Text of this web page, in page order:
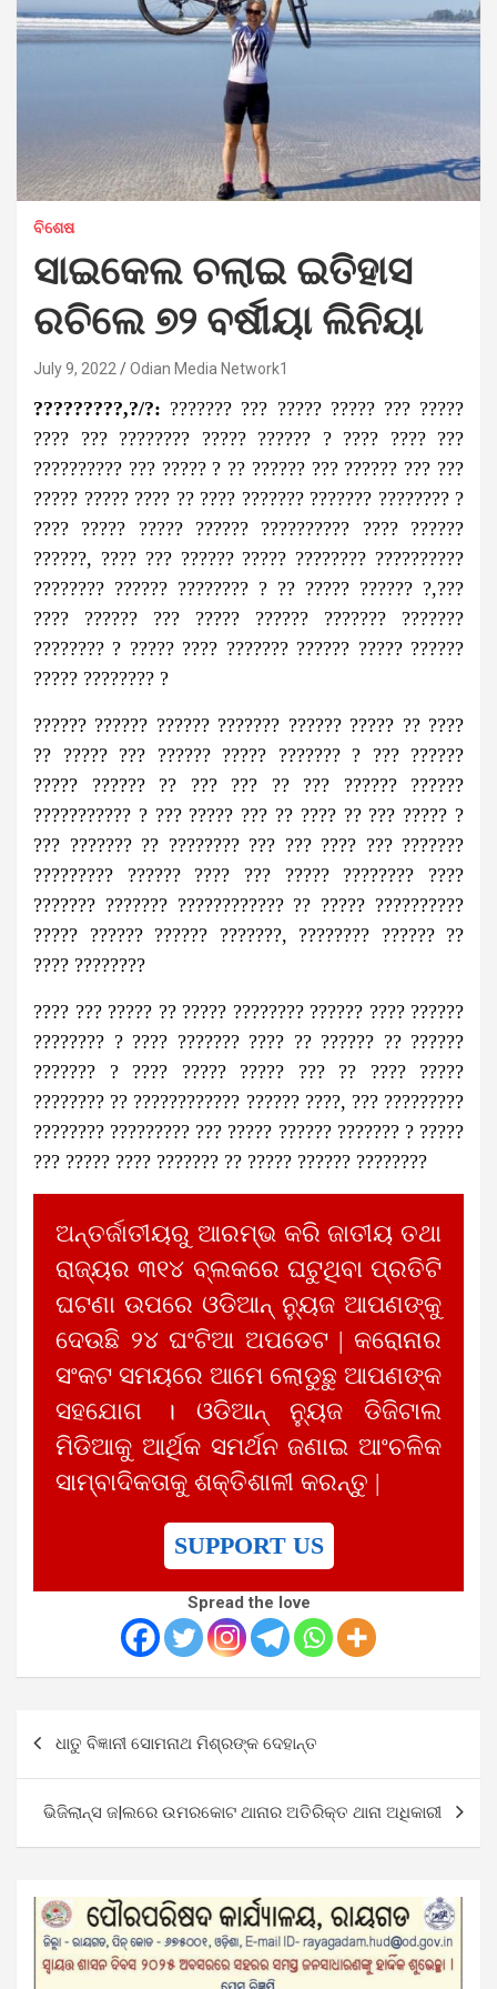
ବିଶେଷ
ସାଇକେଲ ଚଲାଇ ଇତିହାସ
ରଚିଲେ ୭୨ ବର୍ଷୀୟା ଲିନିୟା
July 9, 2022 Odian Media Network1
?????????,?/?: ??????? ??? ????? ????? ??? ?????
???? ??? ???????? ????? ?????? ? ???? ???? ???
?????????? ??? ????? ? ?? ?????? ??? ?????? ??? ???
????? ????? ???? ?? ???? ??????? ??????? ???????? ?
???? ????? ????? ?????? ?????????? ???? ??????
??????, ???? ??? ?????? ????? ???????? ??????????
???????? ?????? ???????? ? ?? ????? ?????? ?,???
???? ?????? ??? ????? ?????? ??????? ???????
???????? ? ????? ???? ??????? ?????? ????? ??????
????? ???????? ?
?????? ?????? ?????? ??????? ?????? ????? ?? ????
?? ????? ??? ?????? ????? ??????? ? ??? ??????
????? ?????? ?? ??? ??? ?? ??? ?????? ??????
??????????? ? ??? ????? ??? ?? ???? ?? ??? ????? ?
??? ??????? ?? ???????? ??? ??? ???? ??? ???????
????????? ?????? ???? ??? ????? ???????? ????
??????? ??????? ???????????? ?? ????? ??????????
????? ?????? ?????? ???????, ???????? ?????? ??
???? ????????
???? ??? ????? ?? ????? ???????? ?????? ???? ??????
???????? ? ???? ??????? ???? ?? ?????? ?? ??????
??????? ? ???? ????? ????? ??? ?? ???? ?????
???????? ?? ???????????? ?????? ????, ??? ?????????
???????? ????????? ??? ????? ?????? ??????? ? ?????
??? ????? ???? ??????? ?? ????? ?????? ????????
ଅନ୍ତର୍ଜାତୀୟରୁ ଆରମ୍ଭ କରି ଜାତୀୟ ତଥା
ରାଜ୍ୟର ୩୧୪ ବ୍ଲକରେ ଘଟୁଥିବା ପ୍ରତିଟି
ଘଟଣା ଉପରେ ଓଡିଆନ୍ ନ୍ୟୁଜ ଆପଣଙ୍କୁ
ଦେଉଛି ୨୪ ଘଂଟିଆ ଅପଡେଟ | କରୋନାର
ସଂକଟ ସମୟରେ ଆମେ ଲୋଡୁଛୁ ଆପଣଙ୍କ
ସହଯୋଗ । ଓଡିଆନ୍ ନ୍ୟୁଜ ଡିଜିଟାଲ
ମିଡିଆକୁ ଆର୍ଥିକ ସମର୍ଥନ ଜଣାଇ ଆଂଚଳିକ
ସାମ୍ବାଦିକତାକୁ ଶକ୍ତିଶାଳୀ କରନ୍ତୁ |
SUPPORT US
Spread the love
navigation
ଧାତୁ ବିଜ୍ଞାନୀ ସୋମନାଥ ମିଶ୍ରଙ୍କ ଦେହାନ୍ତ
ଭିଜିଲାନ୍ସ ଜ|ଲରେ ଉମରକୋଟ ଥାନାର ଅତିରିକ୍ତ ଥାନା ଅଧିକାରୀ